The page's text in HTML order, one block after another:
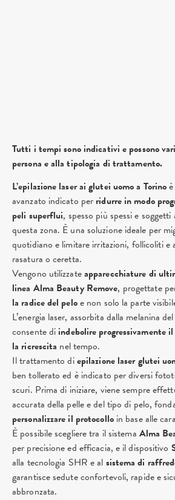
Tutti i tempi sono indicativi e possono
persona e alla tipologia di trattamento.
L’epilazione laser ai glutei uomo a Torino
avanzato indicato per ridurre in modo
peli superflui, spesso più spessi e
questa zona. È una soluzione ideale per
quotidiano e limitare irritazioni, follicoliti e
rasatura o ceretta.
Vengono utilizzateapparecchiature di
linea Alma Beauty Remove, progettate
la radice del peloe non solo la parte
L’energia laser, assorbita dalla melanina
consente di indebolire progressivamente
la ricrescita nel tempo.
Il trattamento diepilazione laser glutei
ben tollerato ed è indicato per diversi
scuri. Prima di iniziare, viene sempre
accurata della pelle e del tipo di pelo,
personalizzare il protocolloin base alle
È possibile scegliere tra il sistema Alma
per precisione ed efficacia, e il dispositivo
alla tecnologia SHR e al sistema di
garantisce sedute confortevoli, rapide e
abbronzata.